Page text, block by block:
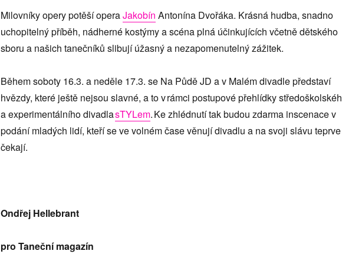
Milovníky opery potěší operaJakobín Antonína Dvořáka. Krásná hudba, snadno
uchopitelný příběh, nádherné kostýmy a scéna plná účinkujících včetně dětského
sboru a našich tanečníků slibují úžasný a nezapomenutelný zážitek.
Během soboty 16.3. a neděle 17.3. se Na Půdě JD a v Malém divadle představí
hvězdy, které ještě nejsou slavné, a to v rámci postupové přehlídky
a experimentálního divadlasTYLem. Ke zhlédnutí tak budou zdarma inscenace v
podání mladých lidí, kteří se ve volném čase věnují divadlu a na svoji slávu teprve
čekají.
Ondřej Hellebrant
pro Taneční magazín